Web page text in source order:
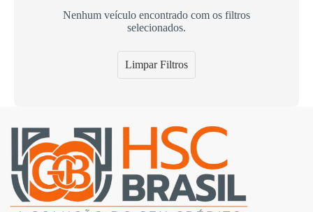
Nenhum veículo encontrado com os filtros
selecionados.
Limpar Filtros